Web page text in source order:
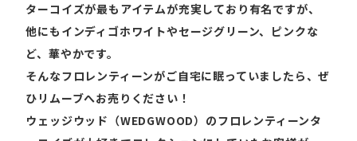
ターコイズが最もアイテムが充実しており有名ですが、
他にもインディゴホワイトやセージグリーン、ピンクな
ど、華やかです。
そんなフロレンティーンがご自宅に眠っていましたら、ぜ
ひリムーブへお売りください！
ウェッジウッド（WEDGWOOD）のフロレンティーンタ